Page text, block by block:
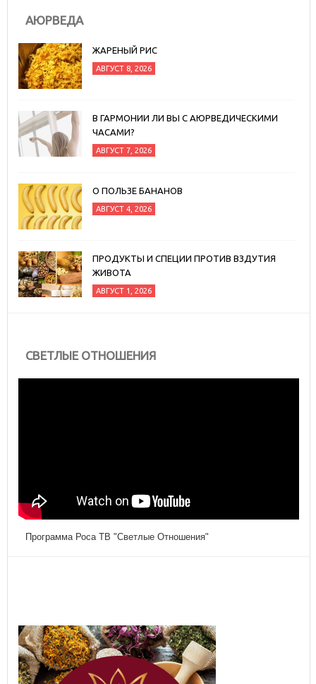
АЮРВЕДА
ЖАРЕНЫЙ РИС
АВГУСТ 8, 2026
В ГАРМОНИИ ЛИ ВЫ С АЮРВЕДИЧЕСКИМИ
ЧАСАМИ?
АВГУСТ 7, 2026
О ПОЛЬЗЕ БАНАНОВ
АВГУСТ 4, 2026
ПРОДУКТЫ И СПЕЦИИ ПРОТИВ ВЗДУТИЯ
ЖИВОТА
АВГУСТ 1, 2026
СВЕТЛЫЕ ОТНОШЕНИЯ
Программа Роса ТВ "Светлые Отношения"